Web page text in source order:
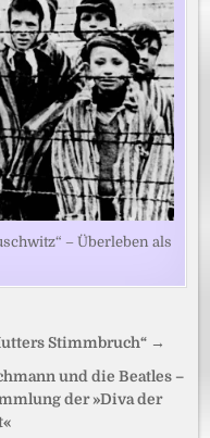
– Überleben als
Stimmbruch“ →
und die Beatles –
der »Diva der